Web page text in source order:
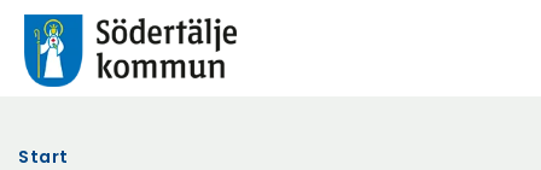
Start